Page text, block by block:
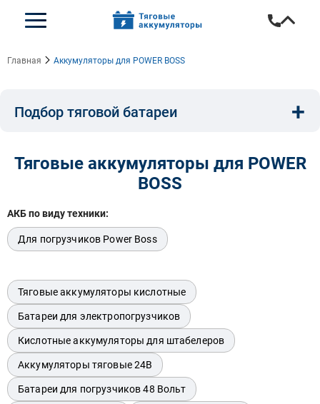
Главная Аккумуляторы для POWER BOSS
Подбор тяговой батареи
Модель:
+
Тяговые аккумуляторы для POWER
BOSS
АКБ по виду техники:
Для погрузчиков Power Boss
Тяговые аккумуляторы кислотные
Батареи для электропогрузчиков
Кислотные аккумуляторы для штабелеров
Аккумуляторы тяговые 24В
Батареи для погрузчиков 48 Вольт